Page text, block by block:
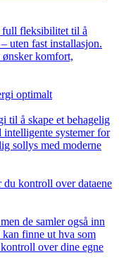
full fleksibilitet til å
uten fast installasjon.
ønsker komfort,
optimalt
til å skape et behagelig
systemer for
sollys med moderne
du kontroll over dataene
de samler også inn
finne ut hva som
over dine egne